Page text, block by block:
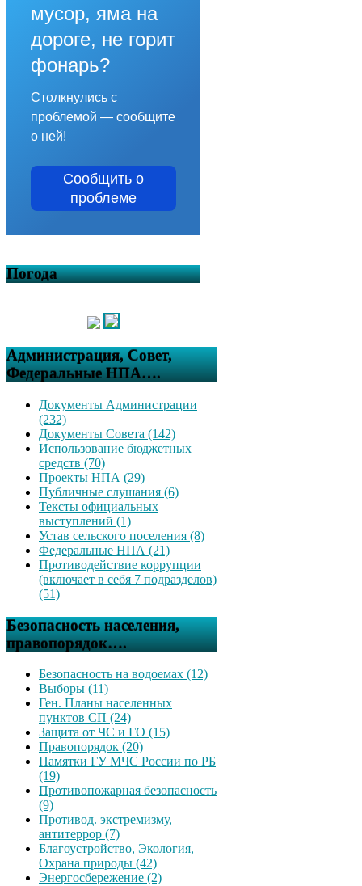
мусор, яма на
дороге, не горит
фонарь?
Столкнулись с
проблемой — сообщите
о ней!
Сообщить о
проблеме
Погода
Администрация, Совет,
Федеральные НПА….
Документы Администрации
(232)
Документы Совета (142)
Использование бюджетных
средств (70)
Проекты НПА (29)
Публичные слушания (6)
Тексты официальных
выступлений (1)
Устав сельского поселения (8)
Федеральные НПА (21)
Противодействие коррупции
(включает в себя 7 подразделов)
(51)
Безопасность населения,
правопорядок….
Безопасность на водоемах (12)
Выборы (11)
Ген. Планы населенных
пунктов СП (24)
Защита от ЧС и ГО (15)
Правопорядок (20)
Памятки ГУ МЧС России по РБ
(19)
Противопожарная безопасность
(9)
Противод. экстремизму,
антитеррор (7)
Благоустройство, Экология,
Охрана природы (42)
Энергосбережение (2)